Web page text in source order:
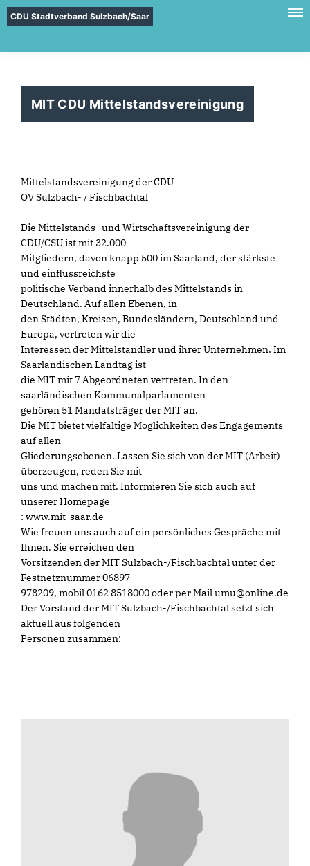
CDU Stadtverband Sulzbach/Saar
MIT CDU Mittelstandsvereinigung
Mittelstandsvereinigung der CDU
OV Sulzbach- / Fischbachtal
Die Mittelstands- und Wirtschaftsvereinigung der
CDU/CSU ist mit 32.000
Mitgliedern, davon knapp 500 im Saarland, der stärkste
und einflussreichste
politische Verband innerhalb des Mittelstands in
Deutschland. Auf allen Ebenen, in
den Städten, Kreisen, Bundesländern, Deutschland und
Europa, vertreten wir die
Interessen der Mittelständler und ihrer Unternehmen. Im
Saarländischen Landtag ist
die MIT mit 7 Abgeordneten vertreten. In den
saarländischen Kommunalparlamenten
gehören 51 Mandatsträger der MIT an.
Die MIT bietet vielfältige Möglichkeiten des Engagements
auf allen
Gliederungsebenen. Lassen Sie sich von der MIT (Arbeit)
überzeugen, reden Sie mit
uns und machen mit. Informieren Sie sich auch auf
unserer Homepage
: www.mit-saar.de
Wie freuen uns auch auf ein persönliches Gespräche mit
Ihnen. Sie erreichen den
Vorsitzenden der MIT Sulzbach-/Fischbachtal unter der
Festnetznummer 06897
978209, mobil 0162 8518000 oder per Mail umu@online.de
Der Vorstand der MIT Sulzbach-/Fischbachtal setzt sich
aktuell aus folgenden
Personen zusammen: